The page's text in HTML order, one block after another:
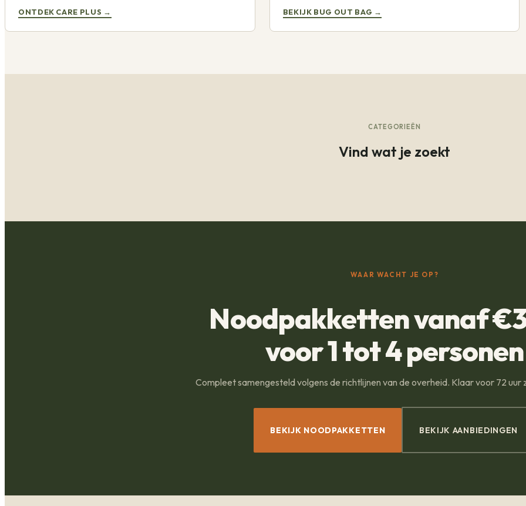
ONTDEK CARE PLUS → BEKIJK BUG OUT BAG →
CATEGORIEËN
Vind wat je zoekt
WAAR WACHT JE OP?
Noodpakketten vanaf
voor 1 tot 4 personen
Compleet samengesteld volgens de richtlijnen van de overheid. Klaar voor 72 uur
BEKIJK NOODPAKKETTEN BEKIJK AANBIEDINGEN